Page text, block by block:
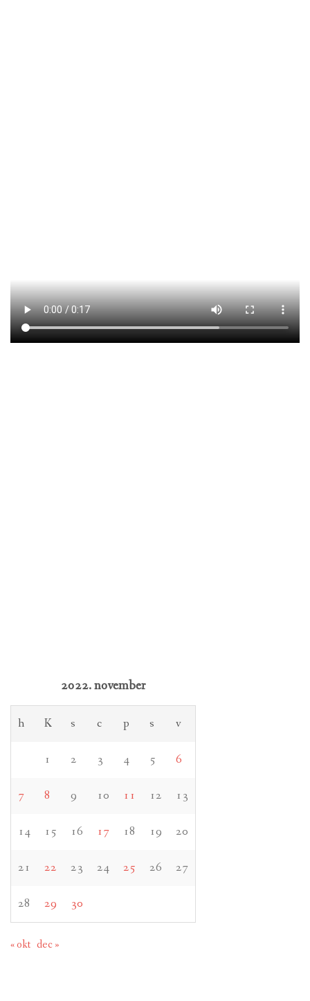
2022. november
h K s c p s v
1 2 3 4 5 6
7 8 9 10 11 12 13
14 15 16 17 18 19 20
21 22 23 24 25 26 27
28 29 30
« okt dec »